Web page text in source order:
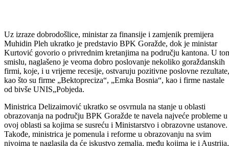
Uz izraze dobrodošlice, ministar za finansije i zamjenik premijera
Muhidin Pleh ukratko je predstavio BPK Goražde, dok je ministar
Kurtović govorio o privrednim kretanjima na području kantona. U
smislu, naglašeno je veoma dobro poslovanje nekoliko goraždanskih
kao što su firme „Bektopreciza“, „Emka Bosnia“, kao i firme nastale
od bivše UNIS„Pobjeda.
Ministrica Delizaimović ukratko se osvrnula na stanje u oblasti
obrazovanja na području BPK Goražde te navela najveće probleme u